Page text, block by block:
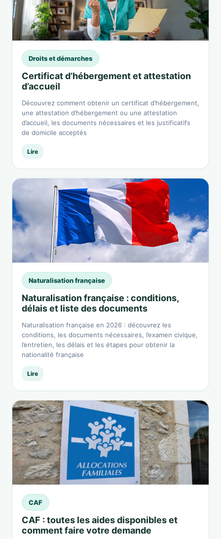
Droits et démarches
Certificat d’hébergement et attestation
d’accueil
Découvrez comment obtenir un certificat d’hébergement,
une attestation d’hébergement ou une attestation
d’accueil, les documents nécessaires et les justificatifs
de domicile acceptés
Lire
Naturalisation française
Naturalisation française : conditions,
délais et liste des documents
Naturalisation française en 2026 : découvrez les
conditions, les documents nécessaires, l’examen civique,
l’entretien, les délais et les étapes pour obtenir la
nationalité française
Lire
CAF
CAF : toutes les aides disponibles et
comment faire votre demande